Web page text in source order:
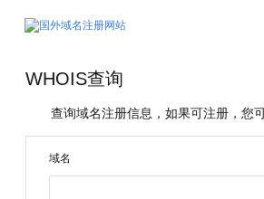
WHOIS查询
查询域名注册信息，如果可注册，您
域名